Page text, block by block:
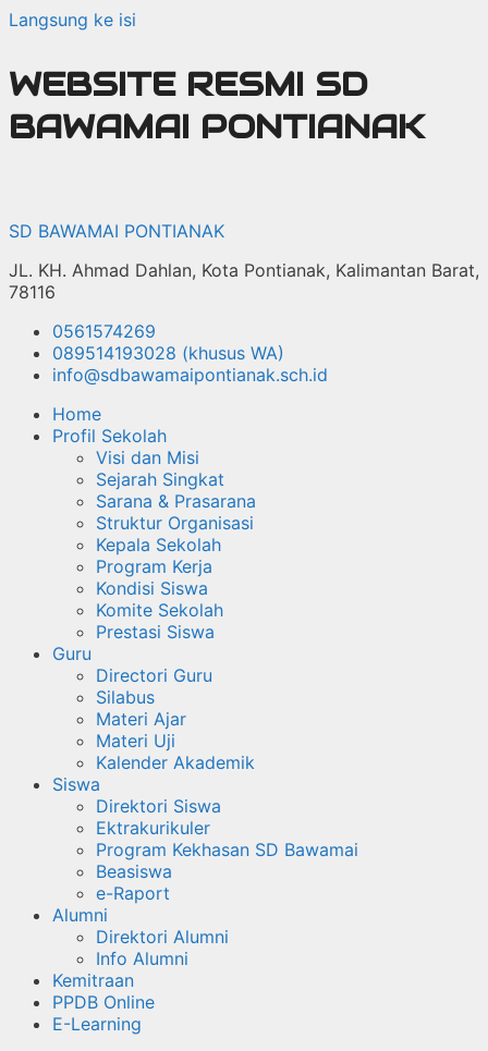
Langsung ke isi
WEBSITE RESMI SD
BAWAMAI PONTIANAK
SD BAWAMAI PONTIANAK
JL. KH. Ahmad Dahlan, Kota Pontianak, Kalimantan Barat,
78116
0561574269
089514193028 (khusus WA)
info@sdbawamaipontianak.sch.id
Home
Profil Sekolah
Visi dan Misi
Sejarah Singkat
Sarana & Prasarana
Struktur Organisasi
Kepala Sekolah
Program Kerja
Kondisi Siswa
Komite Sekolah
Prestasi Siswa
Guru
Directori Guru
Silabus
Materi Ajar
Materi Uji
Kalender Akademik
Siswa
Direktori Siswa
Ektrakurikuler
Program Kekhasan SD Bawamai
Beasiswa
e-Raport
Alumni
Direktori Alumni
Info Alumni
Kemitraan
PPDB Online
E-Learning